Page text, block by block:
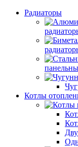
Радиаторы
Котлы